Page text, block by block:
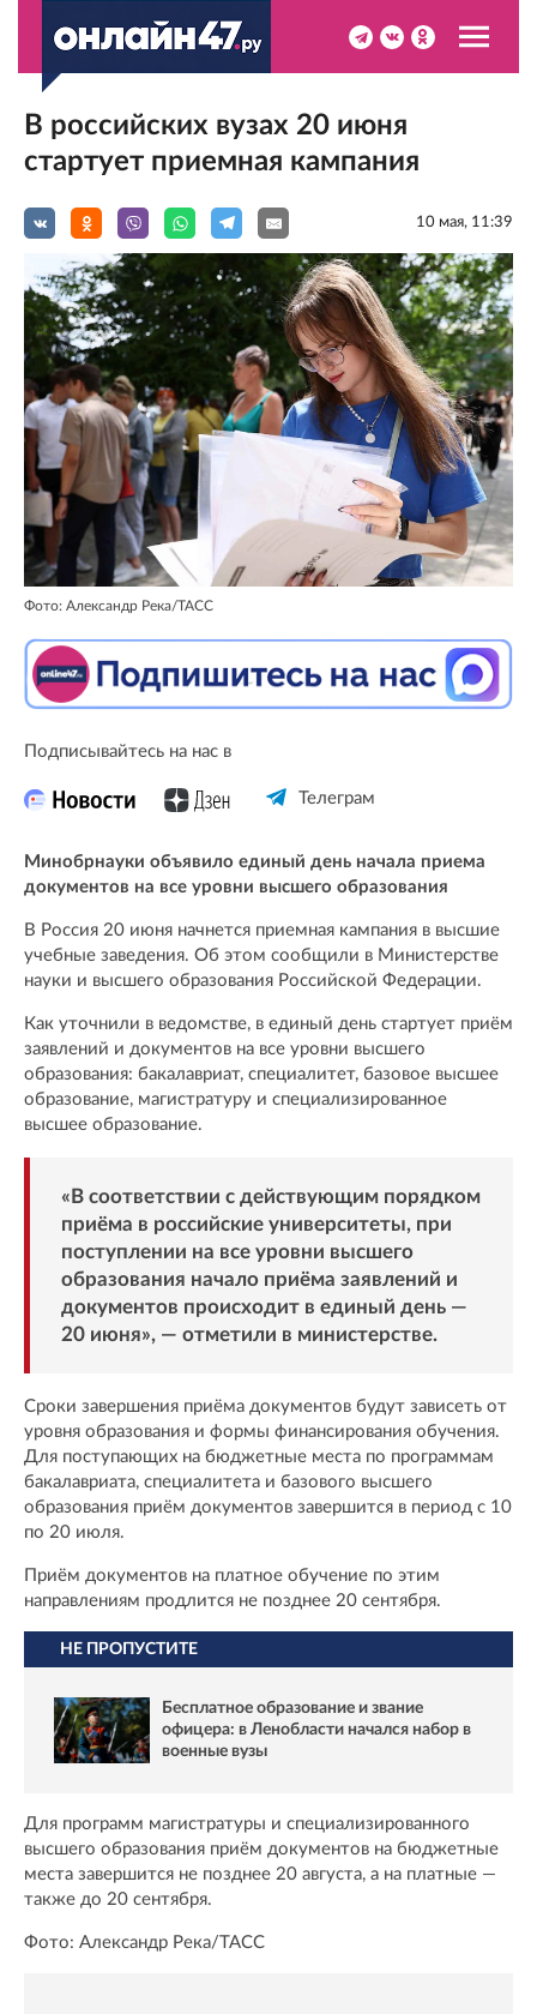
В российских вузах 20 июня
стартует приемная кампания
10 мая, 11:39
Фото: Александр Река/ТАСС
Подписывайтесь на нас в
Телеграм
Минобрнауки объявило единый день начала приема
документов на все уровни высшего образования
В Россия 20 июня начнется приемная кампания в высшие
учебные заведения. Об этом сообщили в Министерстве
науки и высшего образования Российской Федерации.
Как уточнили в ведомстве, в единый день стартует приём
заявлений и документов на все уровни высшего
образования: бакалавриат, специалитет, базовое высшее
образование, магистратуру и специализированное
высшее образование.
«В соответствии с действующим порядком
приёма в российские университеты, при
поступлении на все уровни высшего
образования начало приёма заявлений и
документов происходит в единый день —
20 июня», — отметили в министерстве.
Сроки завершения приёма документов будут зависеть от
уровня образования и формы финансирования обучения.
Для поступающих на бюджетные места по программам
бакалавриата, специалитета и базового высшего
образования приём документов завершится в период с 10
по 20 июля.
Приём документов на платное обучение по этим
направлениям продлится не позднее 20 сентября.
НЕ ПРОПУСТИТЕ
Бесплатное образование и звание
офицера: в Ленобласти начался набор в
военные вузы
Для программ магистратуры и специализированного
высшего образования приём документов на бюджетные
места завершится не позднее 20 августа, а на платные —
также до 20 сентября.
Фото: Александр Река/ТАСС